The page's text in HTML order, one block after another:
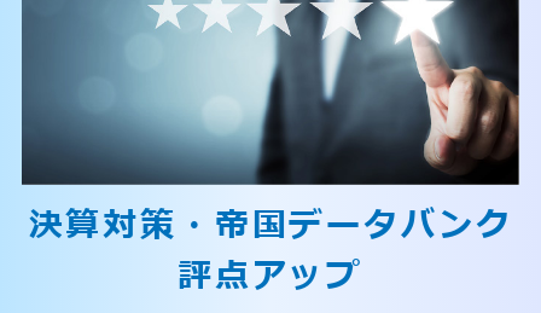
決算対策・ 帝国データバンク
評点アップ